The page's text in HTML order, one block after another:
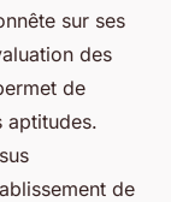
sur ses
des
de
aptitudes.
de